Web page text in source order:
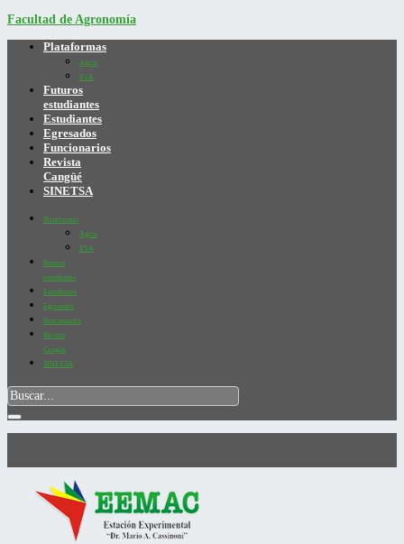
Facultad de Agronomía
Plataformas
Agros
EVA
Futuros
estudiantes
Estudiantes
Egresados
Funcionarios
Revista
Cangüé
SINETSA
Plataformas
Agros
EVA
Futuros
estudiantes
Estudiantes
Egresados
Funcionarios
Revista
Cangüé
SINETSA